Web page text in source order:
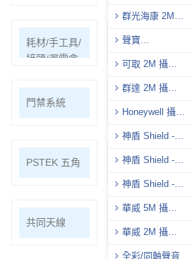
群光海康 2M
聲寶
影機
可取 2M 攝影
群達 2M 攝影
Honeywell 攝影
神盾 Shield -
神盾 Shield -
神盾 Shield -
華威 5M 攝影
華威 2M 攝影
全彩/同軸聲音
耗材/手工具/
接頭/漏電盒
支架/迴轉台/
立柱
門禁系統
PSTEK 五角 ATEN
共同天線